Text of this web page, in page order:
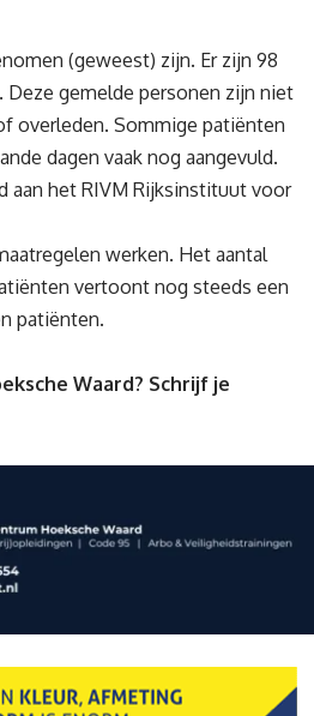
(geweest) zijn. Er zijn 98
Deze gemelde personen zijn niet
overleden. Sommige patiënten
dagen vaak nog aangevuld.
aan het RIVM Rijksinstituut voor
werken. Het aantal
vertoont nog steeds een
patiënten.
Waard? Schrijf je